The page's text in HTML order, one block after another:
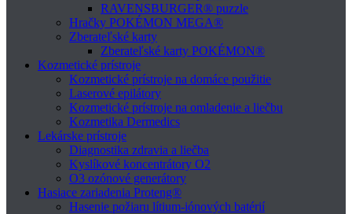
RAVENSBURGER® puzzle
Hračky POKÉMON MEGA®
Zberateľské karty
Zberateľské karty POKÉMON®
Kozmetické prístroje
Kozmetické prístroje na domáce použitie
Laserové epilátory
Kozmetické prístroje na omladenie a liečbu
Kozmetika Dermedics
Lekárske prístroje
Diagnostika zdravia a liečba
Kyslíkové koncentrátory O2
O3 ozónové generátory
Hasiace zariadenia Proteng®
Hasenie požiaru lítium-iónových batérií